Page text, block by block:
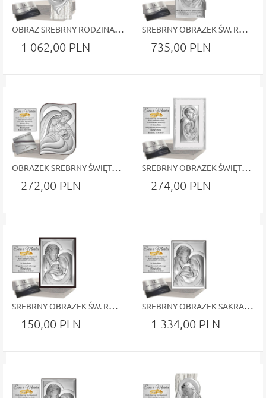
OBRAZ SREBRNY RODZINA ŚWIĘTA ŚLUB CHRZEST GRAWER
1 062,00 PLN
SREBRNY OBRAZEK ŚW. RODZINA PAMIĄTKA ŚLUB CHRZEST
735,00 PLN
OBRAZEK SREBRNY ŚWIĘTA RODZINA PREZENT ŚLUB CHRZEST
272,00 PLN
SREBRNY OBRAZEK ŚWIĘTA RODZINA W BIAŁEJ RAMIE – PAMIĄTKA ŚLUBU, CHRZTU LUB ROCZNICY
274,00 PLN
SREBRNY OBRAZEK ŚW. RODZINA PAMIĄTKA ŚLUB CHRZEST
150,00 PLN
SREBRNY OBRAZEK SAKRALNY ŚWIĘTA RODZINA W PROSTOKĄCIE GRAWER GRATIS
1 334,00 PLN